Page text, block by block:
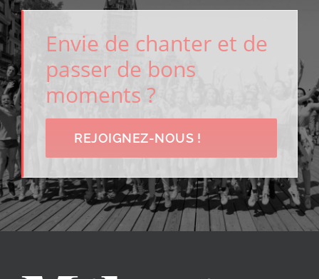
Envie de chanter et de
passer de bons
moments ?
REJOIGNEZ-NOUS !